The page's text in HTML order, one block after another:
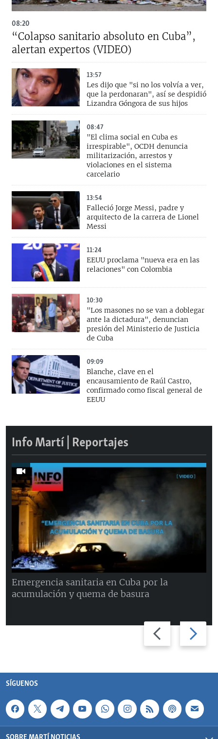
08:20
“Colapso sanitario absoluto en Cuba”,
alertan expertos (VIDEO)
13:57
Les dijo que "si no los volvía a ver,
que la perdonaran", así se despidió
Lizandra Góngora de sus hijos
08:47
"El clima social en Cuba es
irrespirable", OCDH denuncia
militarización, arrestos y
violaciones en el sistema
carcelario
13:54
Falleció Jorge Messi, padre y
arquitecto de la carrera de Lionel
Messi
11:24
EEUU proclama "nueva era en las
relaciones" con Colombia
10:30
"Los masones no se van a doblegar
ante la dictadura", denuncian
presión del Ministerio de Justicia
de Cuba
09:09
Blanche, clave en el
encausamiento de Raúl Castro,
confirmado como fiscal general de
EEUU
Info Martí | Reportajes
Previous
slide
Next
slide
Emergencia sanitaria en Cuba por la
acumulación y quema de basura
SÍGUENOS